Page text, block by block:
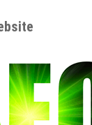
vụ quảng cáo
các khách hàng